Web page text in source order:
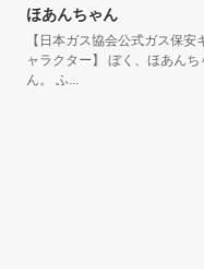
ほあんちゃん
【日本ガス協会公式ガス保安キ
ャラクター】 ぼく、ほあんちゃ
ん。 ふ...